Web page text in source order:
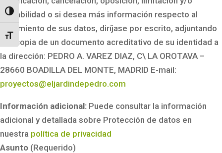
Alternar alto contraste
Alternar tamaño de letra
portabilidad o si desea más información respecto al
tratamiento de sus datos, diríjase por escrito, adjuntando
una copia de un documento acreditativo de su identidad a
la dirección: PEDRO A. VAREZ DIAZ, C\ LA OROTAVA –
28660 BOADILLA DEL MONTE, MADRID E-mail:
proyectos@eljardindepedro.com
Información adicional: Puede consultar la información
adicional y detallada sobre Protección de datos en
nuestra política de privacidad
Asunto (Requerido)